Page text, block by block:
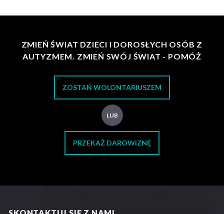
ZMIEŃ ŚWIAT DZIECI I DOROSŁYCH OSÓB Z
AUTYZMEM. ZMIEŃ SWÓJ ŚWIAT - POMÓŻ
ZOSTAŃ WOLONTARIUSZEM
LUB
PRZEKAŻ DAROWIZNĘ